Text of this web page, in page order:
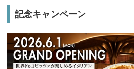
記念キャンペーン